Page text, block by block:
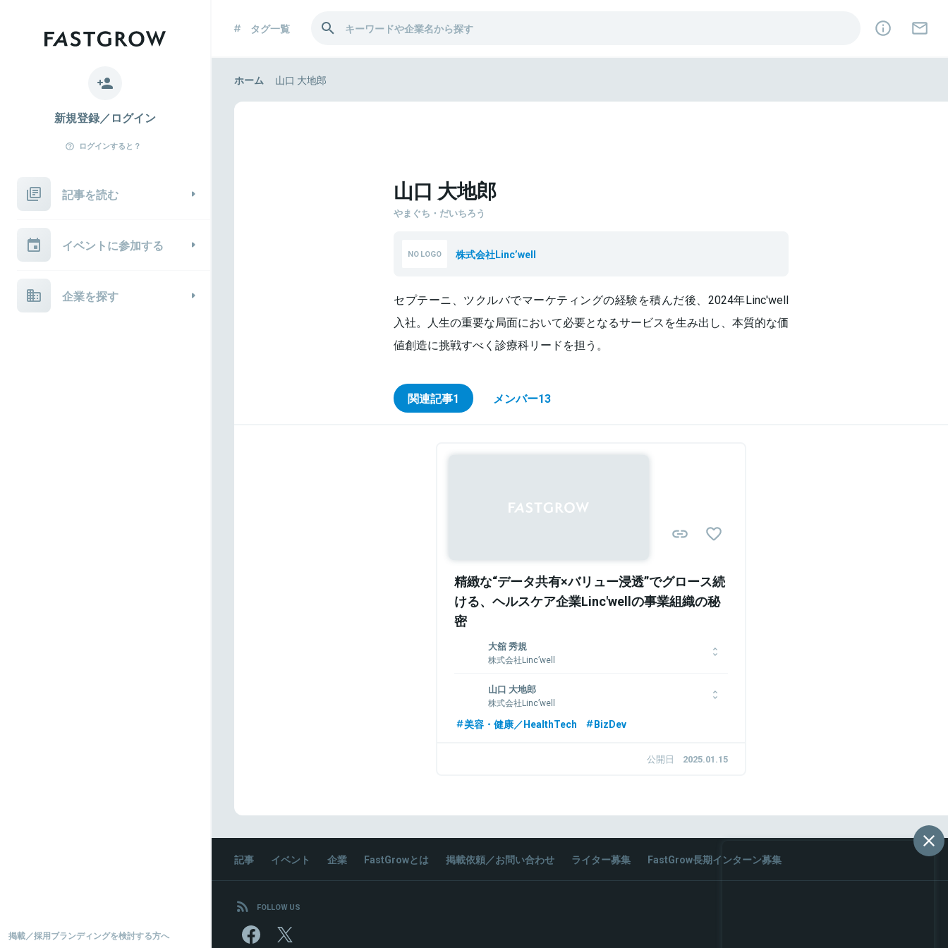
新規登録／ログイン
ログインすると？
記事を読む
イベントに参加する
企業を探す
掲載／採用ブランディングを検討する方へ
タグ一覧
ホーム 山口 大地郎
山口 大地郎
やまぐち・だいちろう
株式会社Linc’well
セプテーニ、ツクルバでマーケティングの経験を積んだ後、2024年Linc'well
入社。人生の重要な局面において必要となるサービスを生み出し、本質的な価
値創造に挑戦すべく診療科リードを担う。
関連記事1 メンバー13
精緻な“データ共有×バリュー浸透”でグロース続
ける、ヘルスケア企業Linc'wellの事業組織の秘
密
大舘 秀規
株式会社Linc’well
多彩な経験を経て、2023年Linc'wellに入社。オンライン診療シス
テム提供サービスにおけるマーケティング領域・事業開発/推進領
域全般を統括。
山口 大地郎
株式会社Linc’well
セプテーニ、ツクルバでマーケティングの経験を積んだ後、2024
関連情報をみる
美容・健康／HealthTech BizDev
公開日 2025.01.15
記事 イベント 企業 FastGrowとは 掲載依頼／お問い合わせ ライター募集 FastGrow長期インターン募集
FOLLOW US